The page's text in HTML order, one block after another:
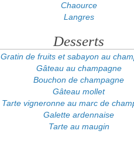
Chaource
Langres
Desserts
Gratin de fruits et sabayon au
Gâteau au champagne
Bouchon de champagne
Gâteau mollet
Tarte vigneronne au marc de
Galette ardennaise
Tarte au maugin